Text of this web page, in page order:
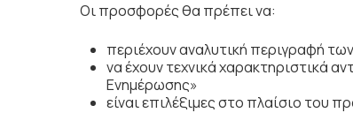
Οι προσφορές θα πρέπει να:
περιέχουν αναλυτική περιγραφή
να έχουν τεχνικά χαρακτηριστικά
Ενημέρωσης»
είναι επιλέξιμες στο πλαίσιο